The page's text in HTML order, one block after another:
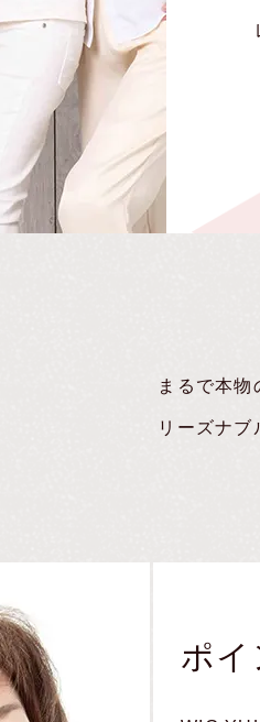
まるで本物
リーズナブ
オー